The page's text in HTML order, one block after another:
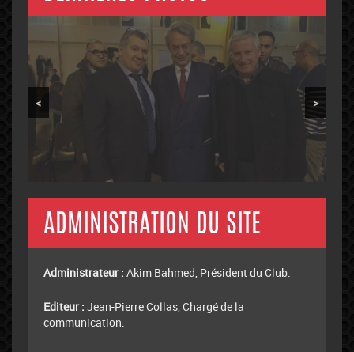
< >
ADMINISTRATION DU SITE
Administrateur : Akim Bahmed, Président du Club.
Editeur : Jean-Pierre Collas, Chargé de la
communication.